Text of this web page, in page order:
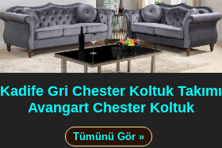
Kadife Gri Chester Koltuk Takımı
Avangart Chester Koltuk
Tümünü Gör »